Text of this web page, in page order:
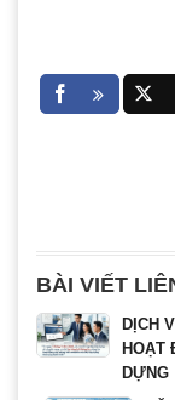
BÀI VIẾT
DỊCH
HOẠT
DỰNG